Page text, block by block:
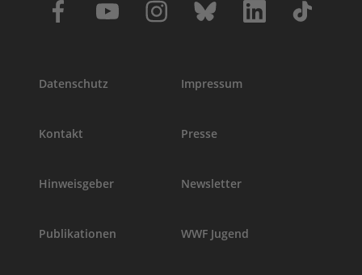
Datenschutz Impressum
Kontakt Presse
Hinweisgeber Newsletter
Publikationen WWF Jugend